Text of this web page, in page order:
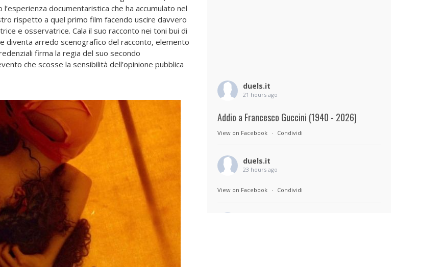
l’esperienza documentaristica che ha accumulato nel
rispetto a quel primo film facendo uscire davvero
e osservatrice. Cala il suo racconto nei toni bui di
diventa arredo scenografico del racconto, elemento
firma la regia del suo secondo
che scosse la sensibilità dell’opinione pubblica
duels.it
21 hours ago
Addio a Francesco Guccini (1940 - 2026)
View on Facebook · Condividi
duels.it
23 hours ago
View on Facebook · Condividi